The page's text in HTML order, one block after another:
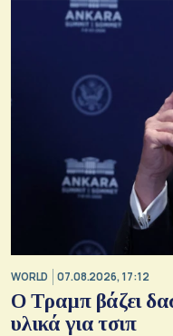
WORLD 07.08.2026, 17:12
Ο Τραμπ βάζει
υλικά για τσιπ